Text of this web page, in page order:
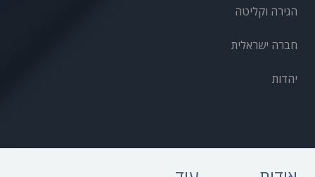
הגירה וקליטה
חברה ישראלית
יהדות